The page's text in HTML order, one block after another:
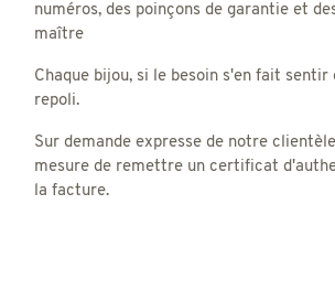
numéros, des poinçons de garantie et
maître
Chaque bijou, si le besoin s'en fait
repoli.
Sur demande expresse de notre
mesure de remettre un certificat
la facture.